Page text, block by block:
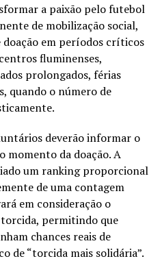
a paixão pelo futebol
de mobilização social,
doação em períodos críticos
fluminenses,
prolongados, férias
quando o número de
deverão informar o
momento da doação. A
um ranking proporcional
de uma contagem
em consideração o
permitindo que
chances reais de
de “torcida mais solidária”.